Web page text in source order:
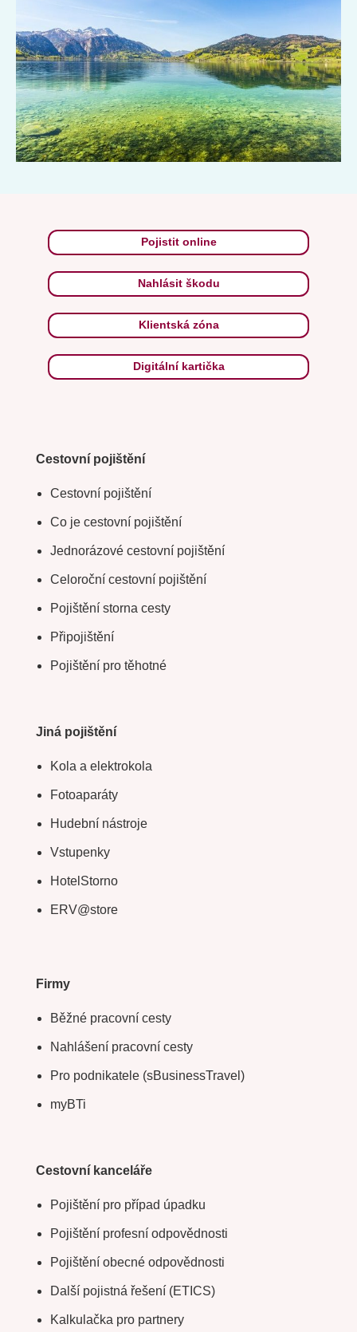
Pojistit online
Nahlásit škodu
Klientská zóna
Digitální kartička
Cestovní pojištění
Cestovní pojištění
Co je cestovní pojištění
Jednorázové cestovní pojištění
Celoroční cestovní pojištění
Pojištění storna cesty
Připojištění
Pojištění pro těhotné
Jiná pojištění
Kola a elektrokola
Fotoaparáty
Hudební nástroje
Vstupenky
HotelStorno
ERV@store
Firmy
Běžné pracovní cesty
Nahlášení pracovní cesty
Pro podnikatele (sBusinessTravel)
myBTi
Cestovní kanceláře
Pojištění pro případ úpadku
Pojištění profesní odpovědnosti
Pojištění obecné odpovědnosti
Další pojistná řešení (ETICS)
Kalkulačka pro partnery